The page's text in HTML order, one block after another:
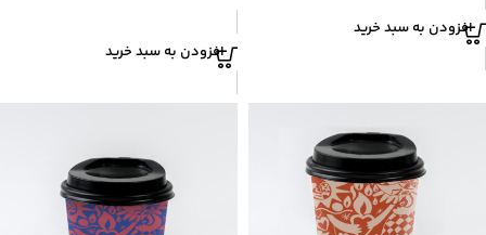
افزودن به سبد خرید
افزودن به سبد خرید